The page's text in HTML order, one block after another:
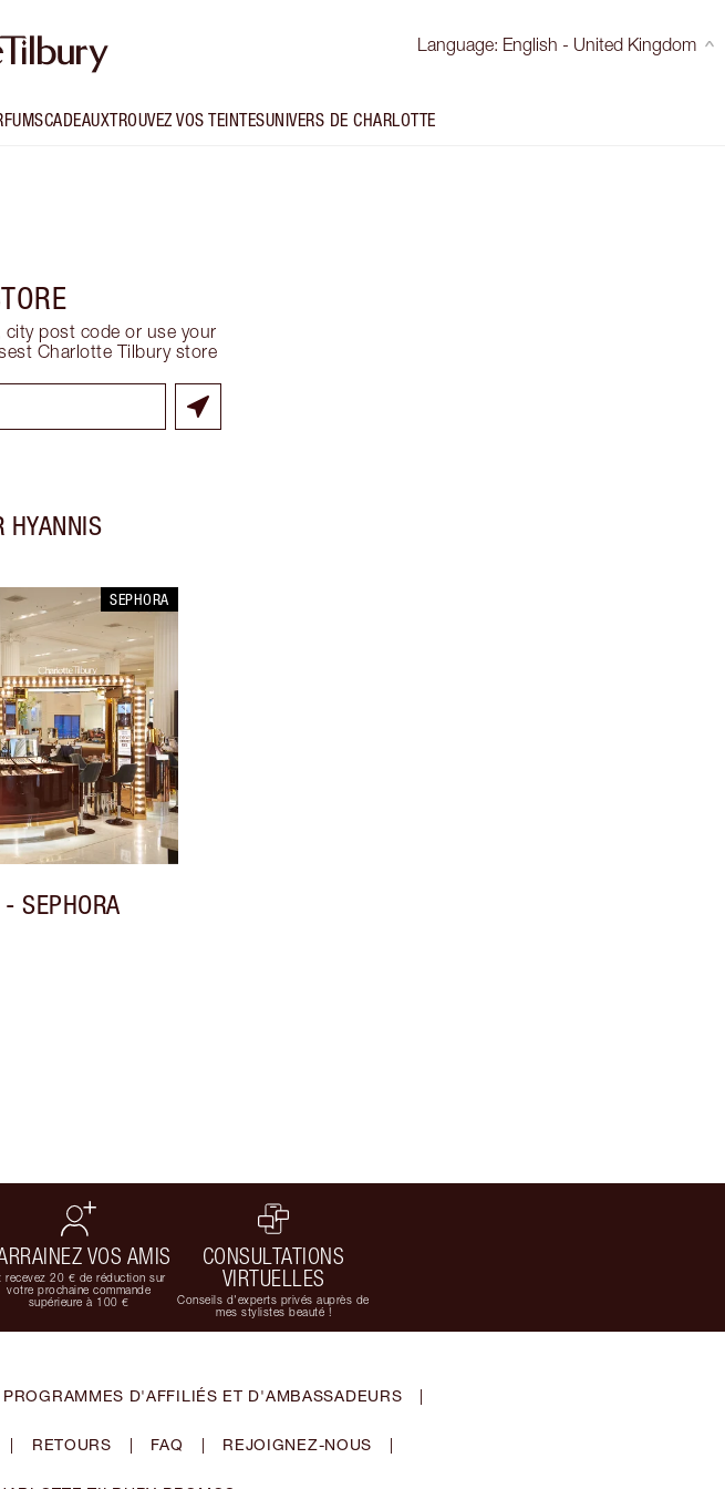
Language: English - United Kingdom
CADEAUXTROUVEZ VOS TEINTESUNIVERS DE CHARLOTTE
city post code or use your
Charlotte Tilbury store
HYANNIS
SEPHORA
- SEPHORA
VOS AMIS
recevez 20 € de réduction sur
votre prochaine commande
supérieure à 100 €
CONSULTATIONS
VIRTUELLES
Conseils d'experts privés auprès de
mes stylistes beauté !
PROGRAMMES D'AFFILIÉS ET D'AMBASSADEURS |
| RETOURS | FAQ | REJOIGNEZ-NOUS |